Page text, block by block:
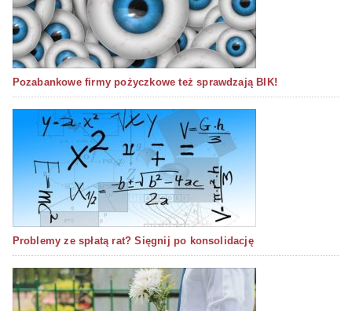
Pozabankowe firmy pożyczkowe też sprawdzają BIK!
Problemy ze spłatą rat? Sięgnij po konsolidację